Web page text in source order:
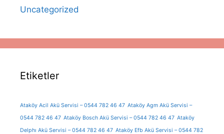
Uncategorized
Etiketler
Ataköy Acil Akü Servisi – 0544 782 46 47 Ataköy Agm Akü Servisi –
0544 782 46 47 Ataköy Bosch Akü Servisi – 0544 782 46 47 Ataköy
Delphı Akü Servisi – 0544 782 46 47 Ataköy Efb Akü Servisi – 0544 782